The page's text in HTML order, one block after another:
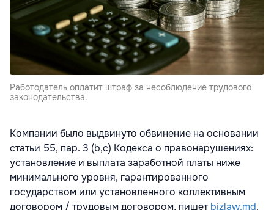
Работодатель оплатит штраф за несоблюдение трудового
законодательства.
Компании было выдвинуто обвинение на основании
статьи 55, пар. 3 (b,c) Кодекса о правонарушениях:
установление и выплата заработной платы ниже
минимального уровня, гарантированного
государством или установленного коллективным
договором / трудовым договором, пишетbizlaw.md.